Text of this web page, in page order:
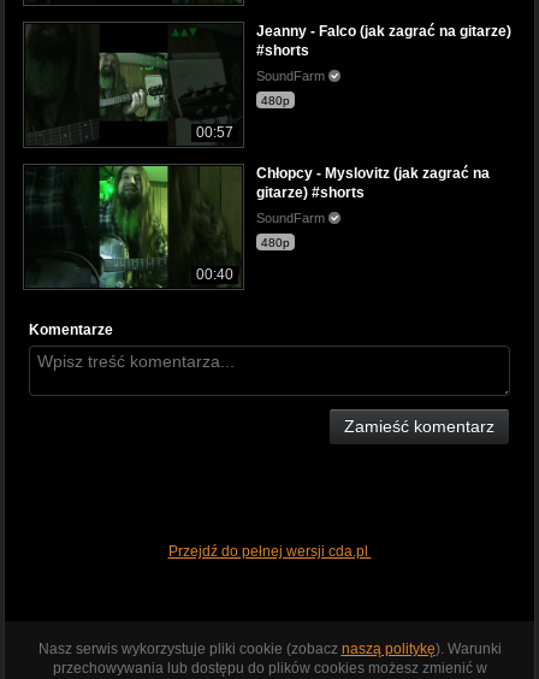
00:57
Jeanny - Falco (jak zagrać na gitarze)
#shorts
SoundFarm
480p
00:40
Chłopcy - Myslovitz (jak zagrać na
gitarze) #shorts
SoundFarm
480p
Komentarze
Zamieść komentarz
Przejdź do pełnej wersji cda.pl
Nasz serwis wykorzystuje pliki cookie (zobacz naszą politykę). Warunki
przechowywania lub dostępu do plików cookies możesz zmienić w